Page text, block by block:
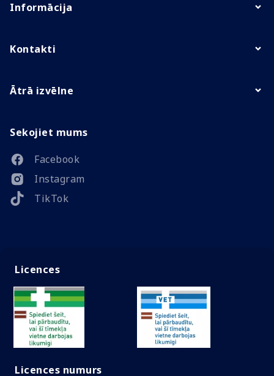
Informācija
Kontakti
Ātrā izvēlne
Sekojiet mums
Facebook
Instagram
TikTok
Licences
Licences numurs